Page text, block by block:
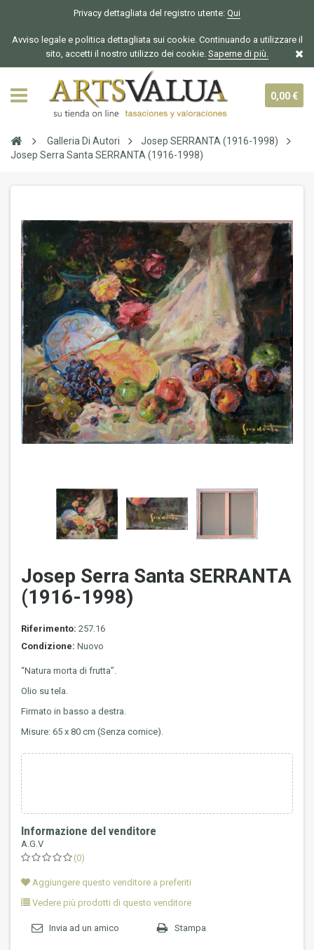
Privacy dettagliata del registro utente: Qui
Avviso legale e politica dettagliata sui cookie. Continuando a utilizzare il
sito, accetti il nostro utilizzo dei cookie. Saperne di più.
0,00 €
Galleria Di Autori
Josep SERRANTA (1916-1998)
Josep Serra Santa SERRANTA (1916-1998)
Josep Serra Santa SERRANTA
(1916-1998)
Riferimento: 257.16
Condizione: Nuovo
“Natura morta di frutta”.
Olio su tela.
Firmato in basso a destra.
Misure: 65 x 80 cm (Senza cornice).
Informazione del venditore
A.G.V
(0)
Aggiungere questo venditore a preferiti
Vedere più prodotti di questo venditore
Invia ad un amico Stampa